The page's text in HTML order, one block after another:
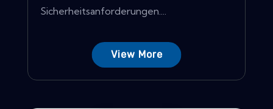
Sicherheitsanforderungen....
View More